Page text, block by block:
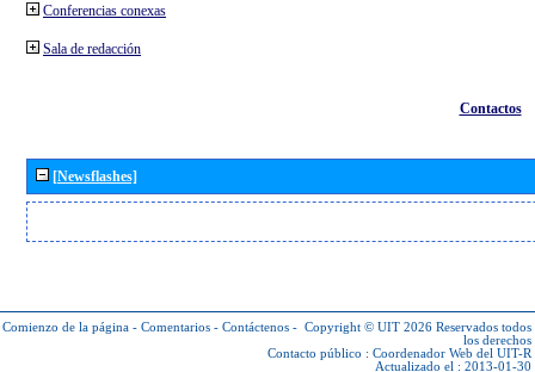
Conferencias conexas
Sala de redacción
Contactos
[Newsflashes]
Comienzo de la página - Comentarios - Contáctenos - Copyright © UIT 2026 Reservados todos
los derechos
Contacto público : Coordenador Web del UIT-R
Actualizado el : 2013-01-30